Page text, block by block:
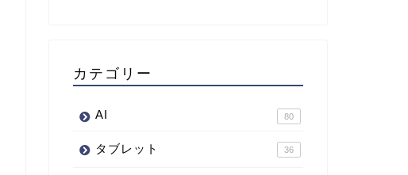
カテゴリー
AI 80
タブレット 36